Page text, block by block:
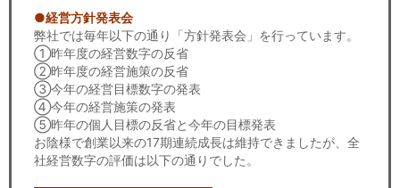
経済ニュース
労務顧問
ＩＴ
飲食店情報
●経営方針発表会
弊社では毎年以下の通り「方針発表会」を行っています。
①昨年度の経営数字の反省
②昨年度の経営施策の反省
③今年の経営目標数字の発表
④今年の経営施策の発表
⑤昨年の個人目標の反省と今年の目標発表
お陰様で創業以来の17期連続成長は維持できましたが、全
社経営数字の評価は以下の通りでした。